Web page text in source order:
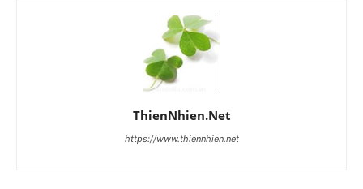
ThienNhien.Net
https://www.thiennhien.net